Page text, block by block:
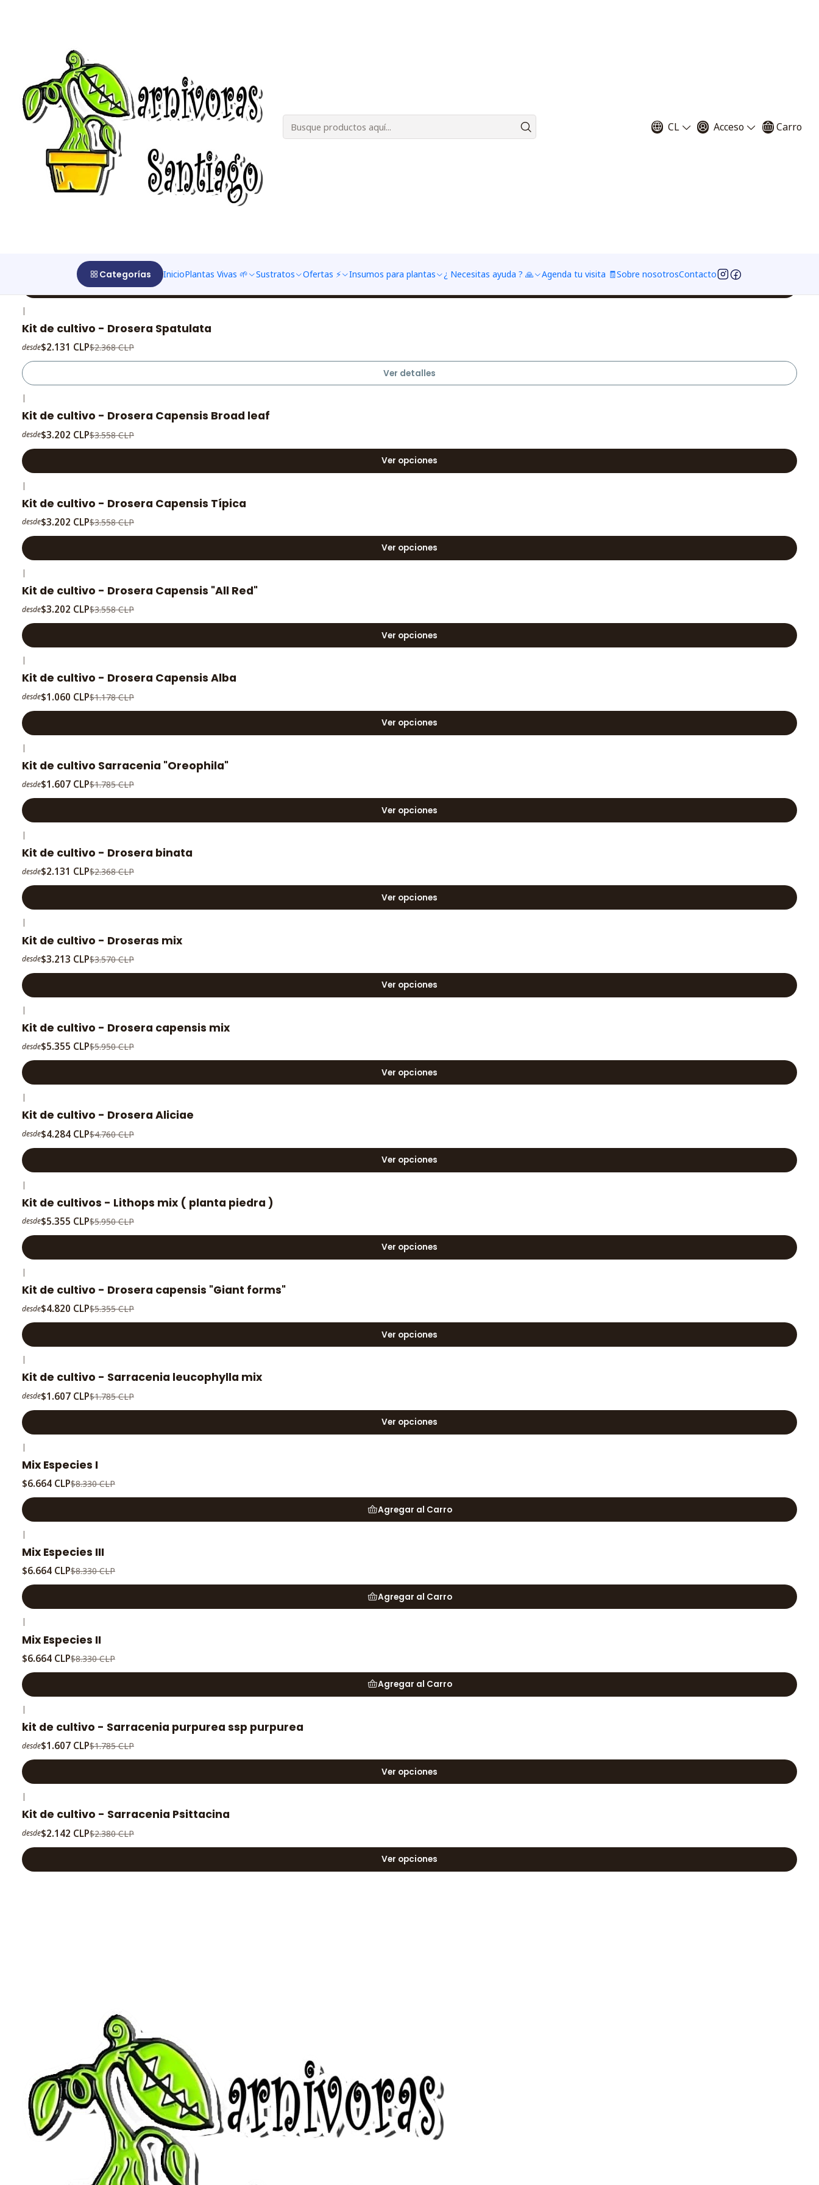
CL Acceso Carro
Categorías InicioPlantas Vivas 🌱 Sustratos Ofertas ⚡ Insumos para plantas ¿ Necesitas ayuda ? 🙏 Agenda tu visita 🧾Sobre nosotrosContacto
Kit de cultivos
Los kit de cultivos, están pensado en hacer germinar ( nacer ) la semilla y ver las etapas de crecimiento de las plantas, hasta llegar a su adultez, nuestras semillas que
ofrecemos son todas cosechadas de nuestras plantas madres.
-10%OFF
Kit de cultivo - Venus Atrapamoscas "Mix"
$1.607 CLP $1.785 CLP
$1.607 CLP$1.785 CLP
-10%
|
Kit de cultivo - Drosera Spatulata
desde$2.131 CLP$2.368 CLP
Ver detalles
-10%
|
Kit de cultivo - Drosera Capensis Broad leaf
desde$3.202 CLP$3.558 CLP
Ver opciones
-10%
|
Kit de cultivo - Drosera Capensis Típica
desde$3.202 CLP$3.558 CLP
Ver opciones
-10%
|
Kit de cultivo - Drosera Capensis "All Red"
desde$3.202 CLP$3.558 CLP
Ver opciones
-10%
|
Kit de cultivo - Drosera Capensis Alba
desde$1.060 CLP$1.178 CLP
Ver opciones
-10%
|
Kit de cultivo Sarracenia "Oreophila"
desde$1.607 CLP$1.785 CLP
Ver opciones
-10%
|
Kit de cultivo - Drosera binata
desde$2.131 CLP$2.368 CLP
Ver opciones
-10%
|
Kit de cultivo - Droseras mix
desde$3.213 CLP$3.570 CLP
Ver opciones
-10%
|
Kit de cultivo - Drosera capensis mix
desde$5.355 CLP$5.950 CLP
Ver opciones
-10%
|
Kit de cultivo - Drosera Aliciae
desde$4.284 CLP$4.760 CLP
Ver opciones
-10%
|
Kit de cultivos - Lithops mix ( planta piedra )
desde$5.355 CLP$5.950 CLP
Ver opciones
-10%
|
Kit de cultivo - Drosera capensis "Giant forms"
desde$4.820 CLP$5.355 CLP
Ver opciones
-10%
|
Kit de cultivo - Sarracenia leucophylla mix
desde$1.607 CLP$1.785 CLP
Ver opciones
-20%
|
Mix Especies I
$6.664 CLP$8.330 CLP
Agregar al Carro
-20%
|
Mix Especies III
$6.664 CLP$8.330 CLP
Agregar al Carro
-20%
|
Mix Especies II
$6.664 CLP$8.330 CLP
Agregar al Carro
-10%
|
kit de cultivo - Sarracenia purpurea ssp purpurea
desde$1.607 CLP$1.785 CLP
Ver opciones
-10%
|
Kit de cultivo - Sarracenia Psittacina
desde$2.142 CLP$2.380 CLP
Ver opciones